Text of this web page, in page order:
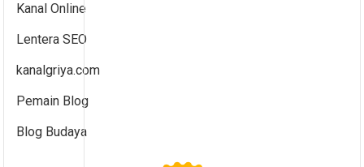
Kanal Online
Lentera SEO
kanalgriya.com
Pemain Blog
Blog Budaya